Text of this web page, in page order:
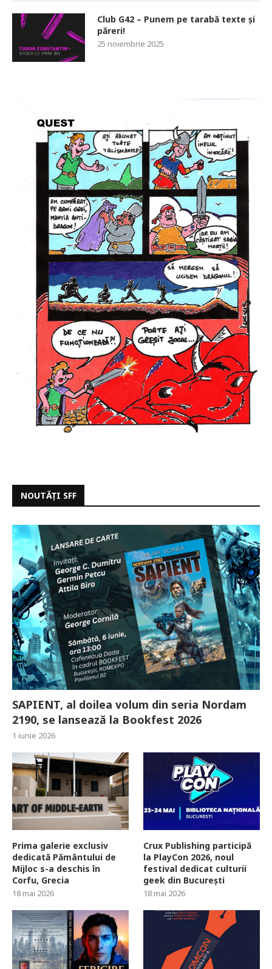
Club G42 – Punem pe tarabă texte și
păreri!
25 noiembrie 2025
NOUTĂȚI SFF
SAPIENT, al doilea volum din seria Nordam
2190, se lansează la Bookfest 2026
1 iunie 2026
Prima galerie exclusiv
dedicată Pământului de
Mijloc s-a deschis în
Corfu, Grecia
18 mai 2026
Crux Publishing participă
la PlayCon 2026, noul
festival dedicat culturii
geek din București
18 mai 2026